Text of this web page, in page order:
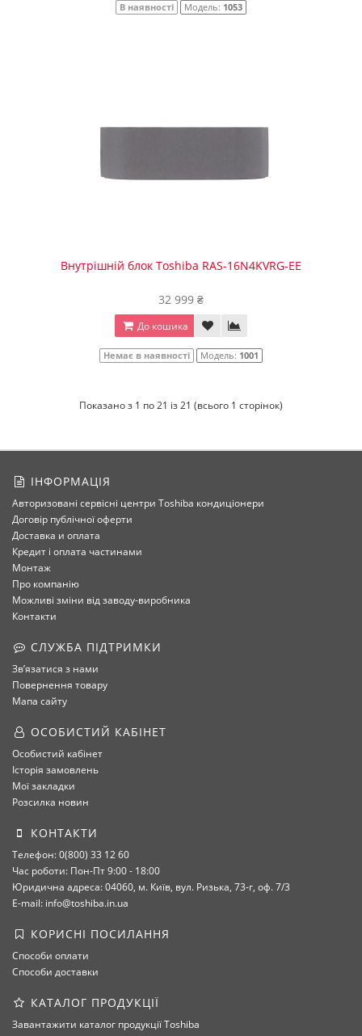
В наявності Модель: 1053
Внутрішній блок Toshiba RAS-16N4KVRG-EE
32 999 ₴
До кошика
Немає в наявності Модель: 1001
Показано з 1 по 21 із 21 (всього 1 сторінок)
ІНФОРМАЦІЯ
Авторизовані сервісні центри Toshiba кондиціонери
Договір публічної оферти
Доставка и оплата
Кредит і оплата частинами
Монтаж
Про компанію
Можливі зміни від заводу-виробника
Контакти
СЛУЖБА ПІДТРИМКИ
Зв’язатися з нами
Повернення товару
Мапа сайту
ОСОБИСТИЙ КАБІНЕТ
Особистий кабінет
Історія замовлень
Мої закладки
Розсилка новин
КОНТАКТИ
Телефон: 0(800) 33 12 60
Час роботи: Пон-Пт 9:00 - 18:00
Юридична адреса: 04060, м. Київ, вул. Ризька, 73-г, оф. 7/3
E-mail: info@toshiba.in.ua
КОРИСНІ ПОСИЛАННЯ
Способи оплати
Способи доставки
КАТАЛОГ ПРОДУКЦІЇ
Завантажити каталог продукції Toshiba